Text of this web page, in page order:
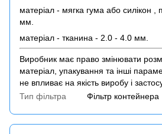
матеріал - мягка гума або силікон
мм.
матеріал - тканина - 2.0 - 4.0 мм.
Виробник має право змінювати
матеріал, упакування та інші
не впливає на якість виробу і
Тип фільтра
Фільтр контейнера